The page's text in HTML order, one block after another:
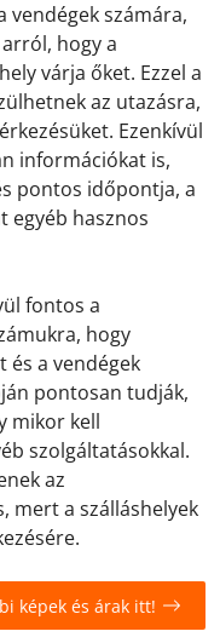
vendégek számára,
hogy a
várja őket. Ezzel a
az utazásra,
Ezenkívül
információkat is,
pontos időpontja, a
egyéb hasznos
fontos a
hogy
és a vendégek
pontosan tudják,
mikor kell
szolgáltatásokkal.
az
mert a szálláshelyek
képek és árak itt!